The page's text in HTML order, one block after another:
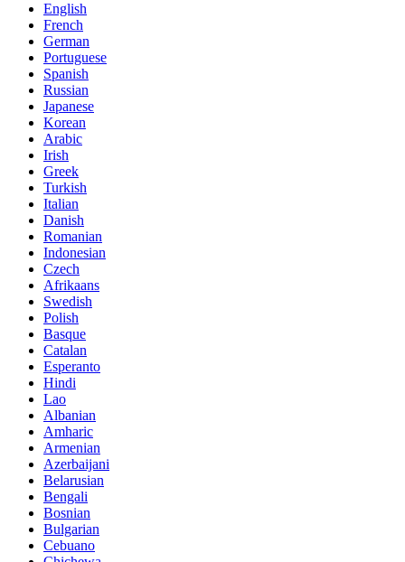
English
French
German
Portuguese
Spanish
Russian
Japanese
Korean
Arabic
Irish
Greek
Turkish
Italian
Danish
Romanian
Indonesian
Czech
Afrikaans
Swedish
Polish
Basque
Catalan
Esperanto
Hindi
Lao
Albanian
Amharic
Armenian
Azerbaijani
Belarusian
Bengali
Bosnian
Bulgarian
Cebuano